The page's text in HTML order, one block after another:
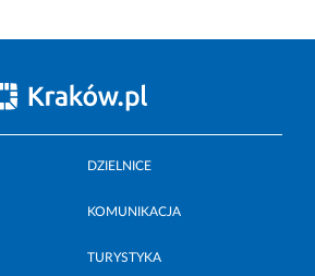
DZIELNICE
KOMUNIKACJA
TURYSTYKA